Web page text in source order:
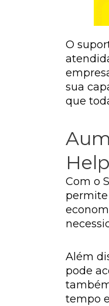
O
sua
que
Com o
permite
Além
pode
tempo